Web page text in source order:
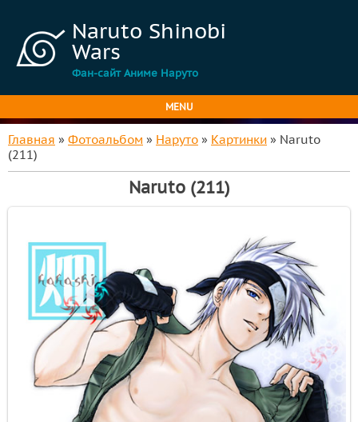
Naruto Shinobi
Wars
Фан-сайт Аниме Наруто
MENU
Главная » Фотоальбом » Наруто » Картинки » Naruto
(211)
Naruto (211)